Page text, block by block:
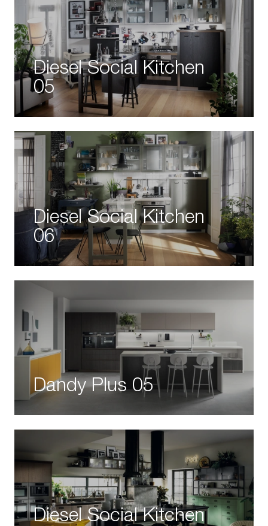
Diesel Social Kitchen
05
Diesel Social Kitchen
06
Dandy Plus 05
Diesel Social Kitchen